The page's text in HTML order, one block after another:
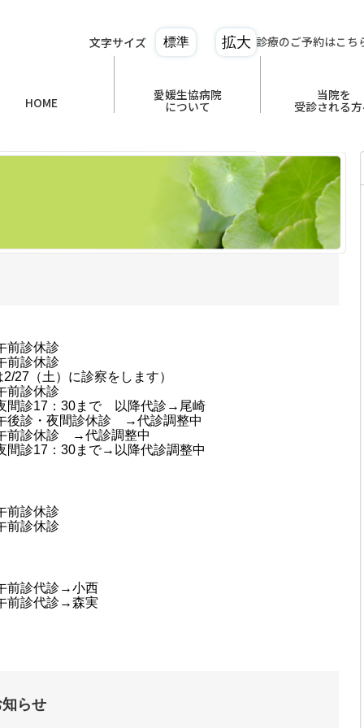
文字サイズ 標準 拡大 診療のご予約はこち
HOME 愛媛生協病院
について
当院を
受診される
前診休診
前診休診
27（土）に診察をします）
前診休診
間診17：30まで 以降代診→尾崎
後診・夜間診休診 →代診調整中
前診休診 →代診調整中
間診17：30まで→以降代診調整中
前診休診
前診休診
前診代診→小西
前診代診→森実
らせ